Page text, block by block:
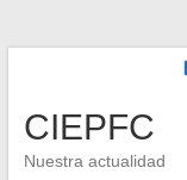
CIEPFC
Nuestra actualidad